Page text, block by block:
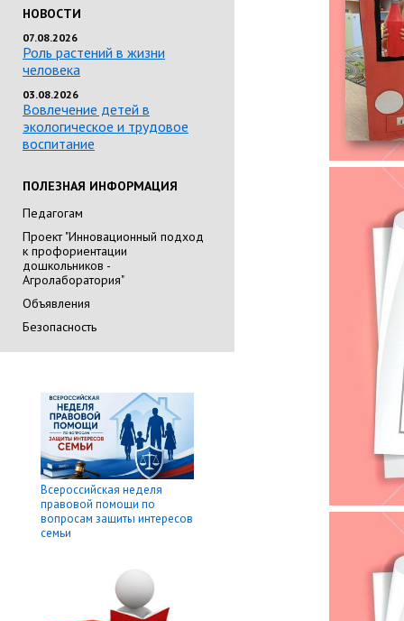
НОВОСТИ
07.08.2026
Роль растений в жизни
человека
03.08.2026
Вовлечение детей в
экологическое и трудовое
воспитание
ПОЛЕЗНАЯ ИНФОРМАЦИЯ
Педагогам
Проект "Инновационный подход
к профориентации
дошкольников -
Агролаборатория"
Объявления
Безопасность
Всероссийская неделя
правовой помощи по
вопросам защиты интересов
семьи